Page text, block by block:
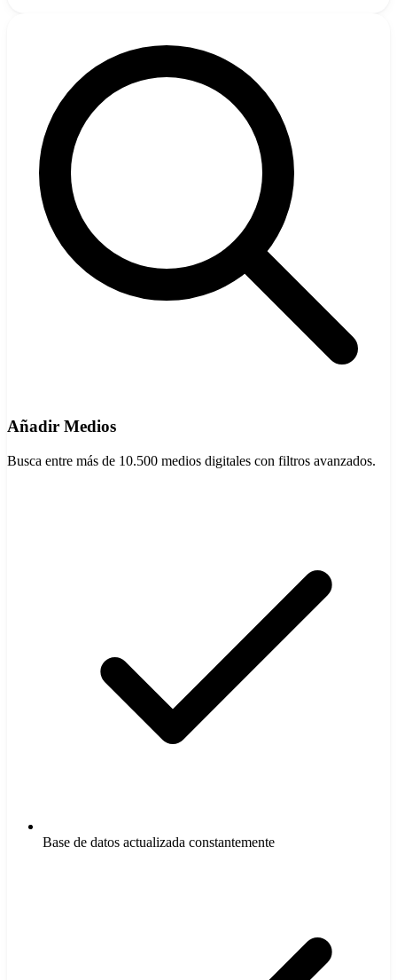
Añadir Medios
Busca entre más de 10.500 medios digitales con filtros avanzados.
Base de datos actualizada constantemente